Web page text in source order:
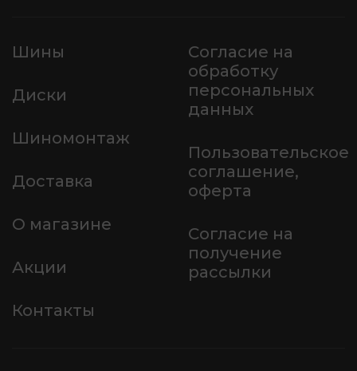
Шины
Диски
Шиномонтаж
Доставка
О магазине
Акции
Контакты
Согласие на
обработку
персональных
данных
Пользовательское
соглашение,
оферта
Согласие на
получение
рассылки